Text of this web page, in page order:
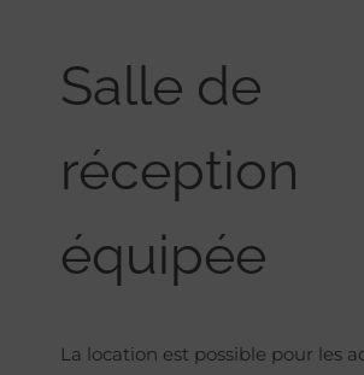
Salle de
réception
équipée
La location est possible pour les